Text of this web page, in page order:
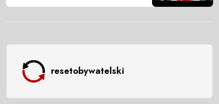
resetobywatelski